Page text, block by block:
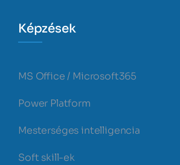
Képzések
MS Office / Microsoft365
Power Platform
Mesterséges intelligencia
Soft skill-ek